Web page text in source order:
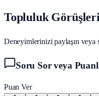
Topluluk
Deneyimlerinizi paylaşın veya
Soru Sor veya
Puan Ver